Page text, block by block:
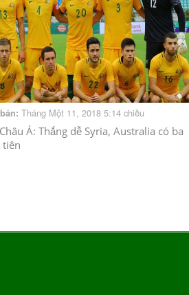
Tháng Một 11, 2018 5:14 chiều
Á: Thắng dễ Syria, Australia có ba
tiên